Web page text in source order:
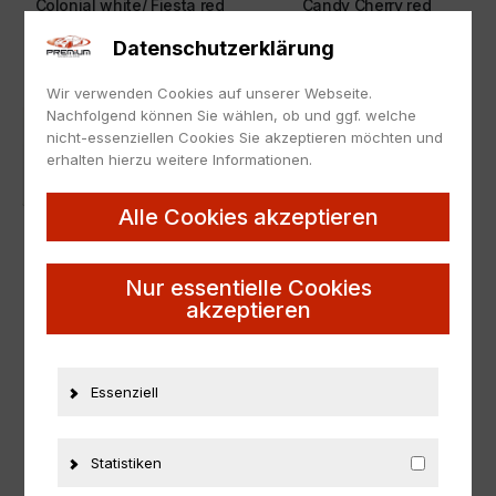
Colonial white/ Fiesta red
129,95
Candy Cherry red
Abschlepper DM Road
Datenschutzerklärung
Wir verwenden Cookies auf unserer Webseite.
Nachfolgend können Sie wählen, ob und ggf. welche
nicht-essenziellen Cookies Sie akzeptieren möchten und
erhalten hierzu weitere Informationen.
Alle Cookies akzeptieren
Nur essentielle Cookies
akzeptieren
Essenziell
Statistiken